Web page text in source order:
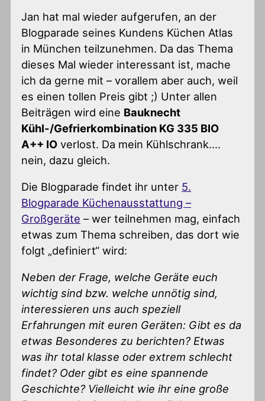
Jan hat mal wieder aufgerufen, an der
Blogparade seines Kundens Küchen Atlas
in München teilzunehmen. Da das Thema
dieses Mal wieder interessant ist, mache
ich da gerne mit – vorallem aber auch, weil
es einen tollen Preis gibt ;) Unter allen
Beiträgen wird eine Bauknecht
Kühl-/Gefrierkombination KG 335 BIO
A++ IO verlost. Da mein Kühlschrank….
nein, dazu gleich.
Die Blogparade findet ihr unter 5.
Blogparade Küchenausstattung –
Großgeräte – wer teilnehmen mag, einfach
etwas zum Thema schreiben, das dort wie
folgt „definiert“ wird:
Neben der Frage, welche Geräte euch
wichtig sind bzw. welche unnötig sind,
interessieren uns auch speziell
Erfahrungen mit euren Geräten: Gibt es da
etwas Besonderes zu berichten? Etwas
was ihr total klasse oder extrem schlecht
findet? Oder gibt es eine spannende
Geschichte? Vielleicht wie ihr eine große